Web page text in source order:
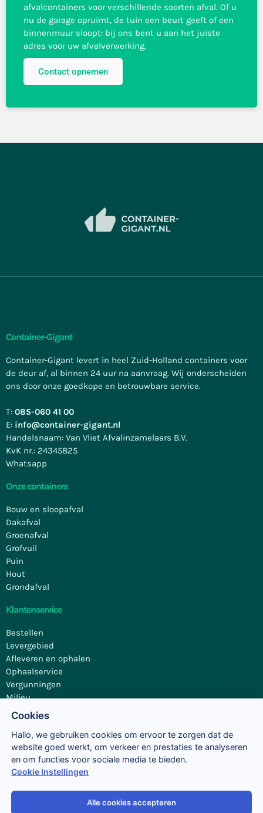
afvalcontainers voor verschillende soorten afval. Of u
nu de garage opruimt, de tuin een beurt geeft of een
binnenmuur sloopt: bij ons bent u aan het juiste
adres voor uw afvalverwerking.
Contact opnemen
Container-Gigant
Container-Gigant levert in heel Zuid-Holland containers voor
de deur af, al binnen 24 uur na aanvraag. Wij onderscheiden
ons door onze goedkope en betrouwbare service.
T: 085-060 41 00
E: info@container-gigant.nl
Handelsnaam: Van Vliet Afvalinzamelaars B.V.
KvK nr.: 24345825
Whatsapp
Onze containers
Bouw en sloopafval
Dakafval
Groenafval
Grofvuil
Puin
Hout
Grondafval
Klantenservice
Bestellen
Levergebied
Afleveren en ophalen
Ophaalservice
Vergunningen
Milieu
Contact
Cookies
Hallo, we gebruiken cookies om ervoor te zorgen dat de
website goed werkt, om verkeer en prestaties te analyseren
en om functies voor sociale media te bieden.
Cookie Instellingen
Alle cookies accepteren